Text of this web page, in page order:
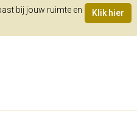
bij jouw ruimte en
Klik hier